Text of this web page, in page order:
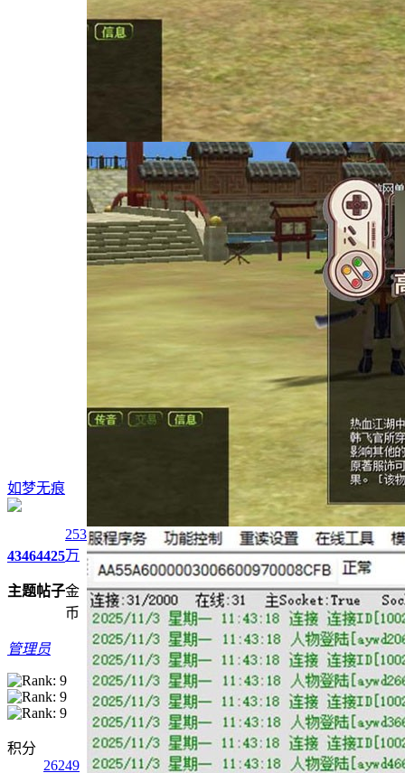
如梦无痕
4346
主题
4425
帖子
253
万
金
币
管理员
积分
26249